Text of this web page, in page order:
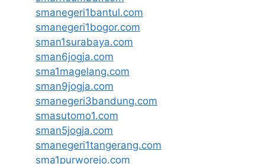
smanegeri1bantul.com
smanegeri1bogor.com
sman1surabaya.com
sman6jogja.com
sma1magelang.com
sman9jogja.com
smanegeri3bandung.com
smasutomo1.com
sman5jogja.com
smanegeri1tangerang.com
sma1purworejo.com